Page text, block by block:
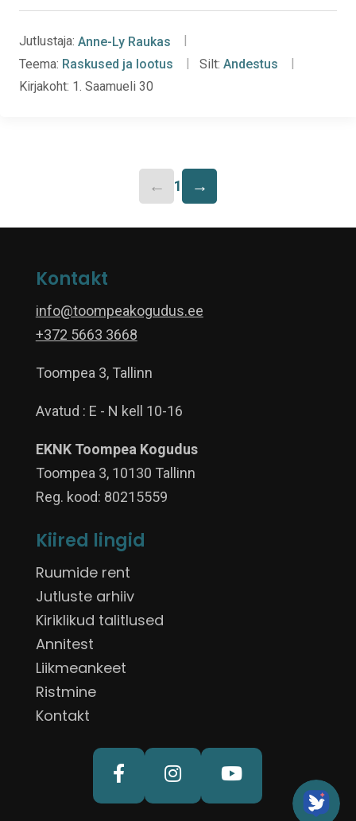
Jutlustaja: Anne-Ly Raukas
Teema: Raskused ja lootus Silt: Andestus
Kirjakoht: 1. Saamueli 30
← 1 →
Kontakt
info@toompeakogudus.ee
+372 5663 3668
Toompea 3, Tallinn
Avatud : E - N kell 10-16
EKNK Toompea Kogudus
Toompea 3, 10130 Tallinn
Reg. kood: 80215559
Kiired lingid
Ruumide rent
Jutluste arhiiv
Kiriklikud talitlused
Annitest
Liikmeankeet
Ristmine
Kontakt
  